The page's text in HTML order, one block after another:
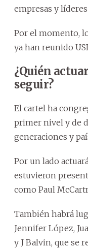
empresas y
Por el momento,
ya han reunido
¿Quién
seguir?
El cartel ha
primer nivel y de
generaciones y
Por un lado
estuvieron
como Paul
También habrá
Jennifer López,
y J Balvin, que se